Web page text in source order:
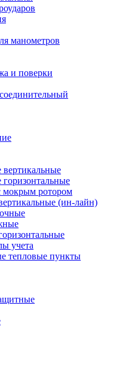
манометров
и поверки
мокрым ротором
(ин-лайн)
учета
тепловые пункты